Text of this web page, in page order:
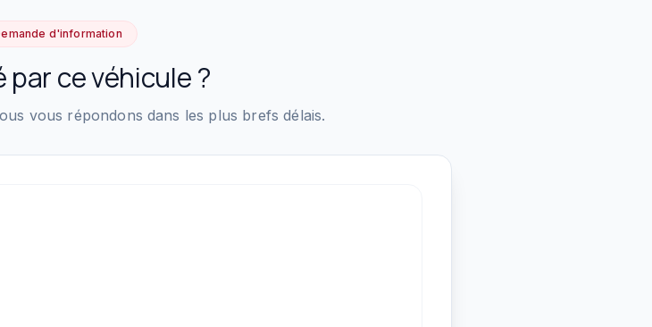
d'information
par ce véhicule ?
vous répondons dans les plus brefs délais.